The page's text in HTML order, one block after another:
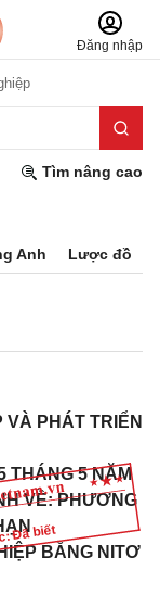
Đăng nhập
Tìm nâng cao
Anh Lược đồ
Đã biết
VÀ PHÁT TRIỂN
THÁNG 5 NĂM
VỀ: PHƯƠNG
BẰNG NITƠ